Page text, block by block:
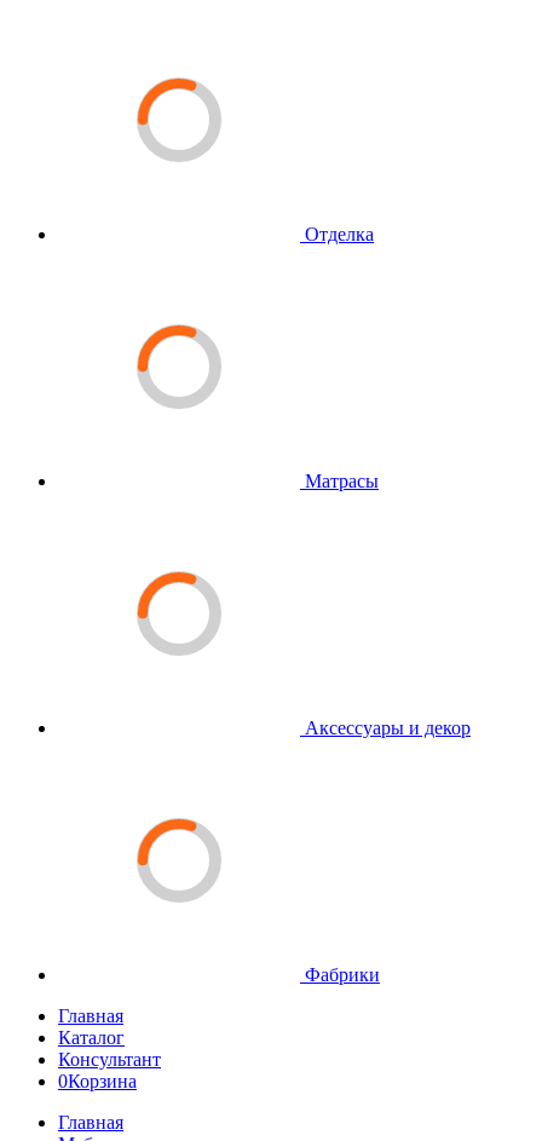
Отделка
Матрасы
Аксессуары и декор
Фабрики
Главная
Каталог
Консультант
0Корзина
Главная